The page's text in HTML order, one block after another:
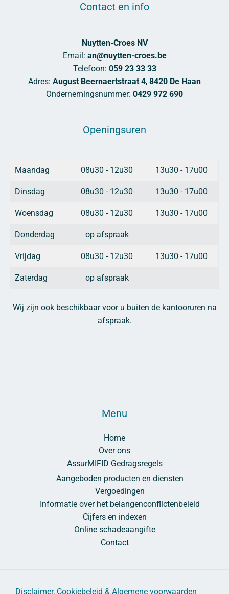
Contact en info
Nuytten-Croes NV
Email: an@nuytten-croes.be
Telefoon: 059 23 33 33
Adres: August Beernaertstraat 4, 8420 De Haan
Ondernemingsnummer: 0429 972 690
Openingsuren
Maandag 08u30 - 12u30 13u30 - 17u00
Dinsdag 08u30 - 12u30 13u30 - 17u00
Woensdag 08u30 - 12u30 13u30 - 17u00
Donderdag op afspraak
Vrijdag 08u30 - 12u30 13u30 - 17u00
Zaterdag op afspraak
Wij zijn ook beschikbaar voor u buiten de kantooruren na
afspraak.
Menu
Home
Over ons
AssurMIFID Gedragsregels
Aangeboden producten en diensten
Vergoedingen
Informatie over het belangenconflictenbeleid
Cijfers en indexen
Online schadeaangifte
Contact
Disclaimer, Cookiebeleid & Algemene voorwaarden